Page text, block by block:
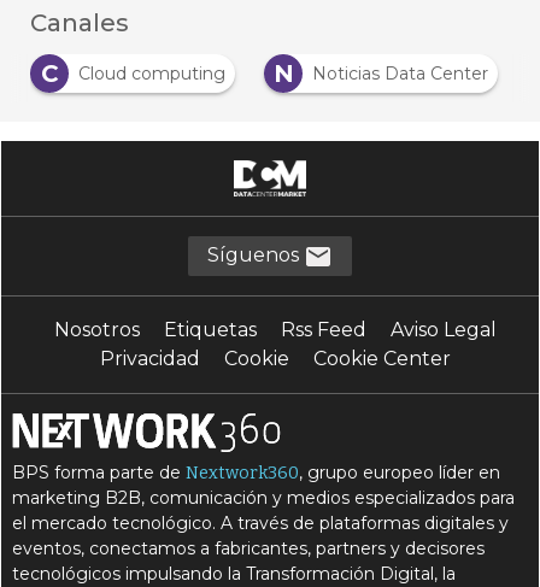
Canales
C
Cloud computing N Noticias Data Center
Síguenos
Nosotros Etiquetas Rss Feed
Aviso Legal
Privacidad
Cookie Cookie Center
BPS forma parte deNextwork360, grupo europeo líder en
marketing B2B, comunicación y medios especializados para
el mercado tecnológico. A través de plataformas digitales y
eventos, conectamos a fabricantes, partners y decisores
tecnológicos impulsando la Transformación Digital, la